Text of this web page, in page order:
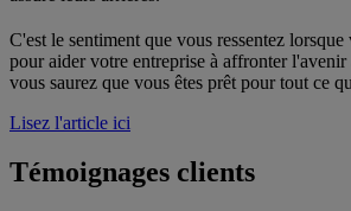
C'est le sentiment que vous ressentez
pour aider votre entreprise à affronter
vous saurez que vous êtes prêt pour tout ce
Lisez l'article ici
Témoignages clients